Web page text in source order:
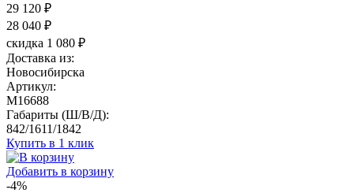
29 120 ₽
28 040 ₽
скидка 1 080 ₽
Доставка из:
Новосибирска
Артикул:
M16688
Габариты (Ш/В/Д):
842/1611/1842
Купить в 1 клик
Добавить в корзину
-4%